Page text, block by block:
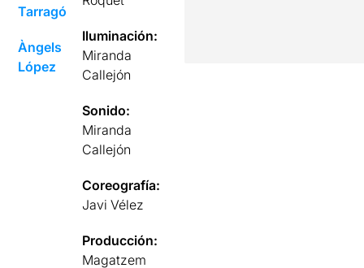
Tarragó
Àngels
López
Iluminación:
Miranda
Callejón
Sonido:
Miranda
Callejón
Coreografía:
Javi Vélez
Producción:
Magatzem